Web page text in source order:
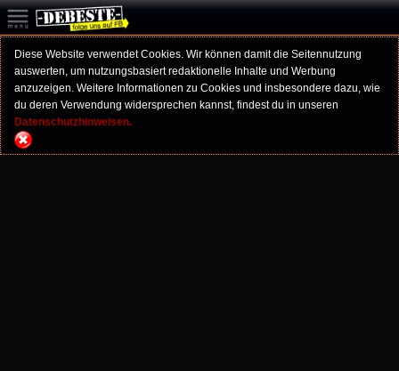
Diese Website verwendet Cookies. Wir können damit die Seitennutzung
auswerten, um nutzungsbasiert redaktionelle Inhalte und Werbung
anzuzeigen. Weitere Informationen zu Cookies und insbesondere dazu, wie
du deren Verwendung widersprechen kannst, findest du in unseren
Datenschutzhinweisen.